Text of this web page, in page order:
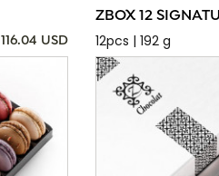
116.04 USD
ZBOX 12
12pcs | 192 g